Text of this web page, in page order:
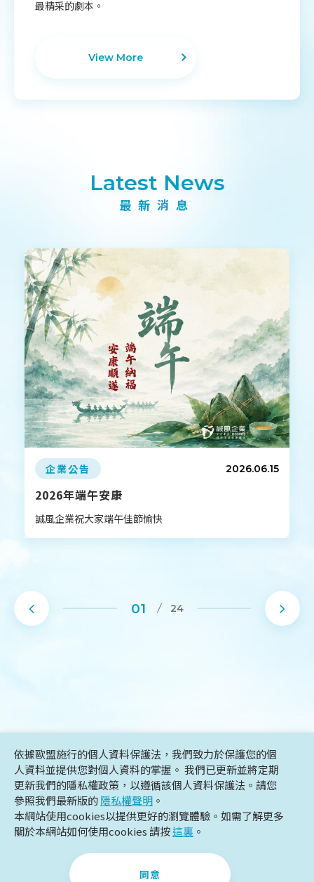
最精采的劇本。
View More
Latest News
最新消息
企業公告 2026.06.15
2026年端午安康
誠風企業祝大家端午佳節愉快
1
依據歐盟施行的個人資料保護法，我們致力於保護您的個
人資料並提供您對個人資料的掌握。 我們已更新並將定期
更新我們的隱私權政策，以遵循該個人資料保護法。請您
參照我們最新版的隱私權聲明 。
本網站使用cookies以提供更好的瀏覽體驗。如需了解更多
關於本網站如何使用cookies 請按這裏 。
同意